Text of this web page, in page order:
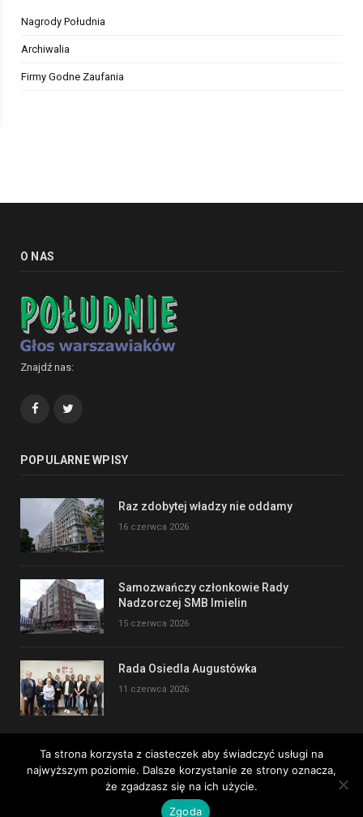
Nagrody Południa
Archiwalia
Firmy Godne Zaufania
O NAS
Znajdź nas:
Facebook
POPULARNE WPISY
Raz zdobytej władzy nie oddamy
16 czerwca 2026
Samozwańczy członkowie Rady
Nadzorczej SMB Imielin
15 czerwca 2026
Rada Osiedla Augustówka
11 czerwca 2026
Copyright © 2017
Kontakt
Ta strona korzysta z ciasteczek aby świadczyć usługi na
najwyższym poziomie. Dalsze korzystanie ze strony oznacza,
że zgadzasz się na ich użycie.
Zgoda